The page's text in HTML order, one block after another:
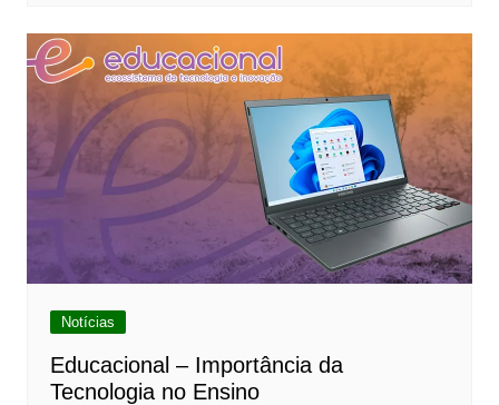
Notícias
Educacional – Importância da
Tecnologia no Ensino